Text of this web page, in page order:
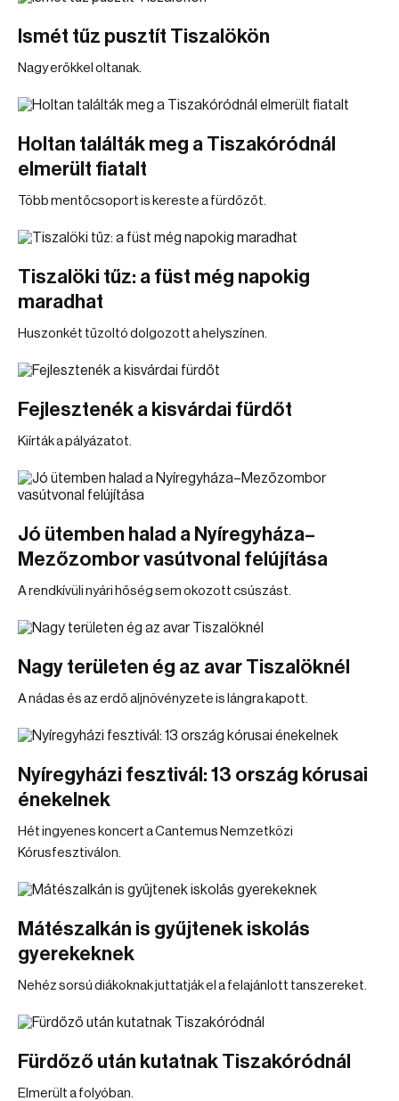
Ismét tűz pusztít Tiszalökön
Nagy erőkkel oltanak.
Holtan találták meg a Tiszakóródnál
elmerült fiatalt
Több mentőcsoport is kereste a fürdőzőt.
Tiszalöki tűz: a füst még napokig
maradhat
Huszonkét tűzoltó dolgozott a helyszínen.
Fejlesztenék a kisvárdai fürdőt
Kiírták a pályázatot.
Jó ütemben halad a Nyíregyháza–
Mezőzombor vasútvonal felújítása
A rendkívüli nyári hőség sem okozott csúszást.
Nagy területen ég az avar Tiszalöknél
A nádas és az erdő aljnövényzete is lángra kapott.
Nyíregyházi fesztivál: 13 ország kórusai
énekelnek
Hét ingyenes koncert a Cantemus Nemzetközi
Kórusfesztiválon.
Mátészalkán is gyűjtenek iskolás
gyerekeknek
Nehéz sorsú diákoknak juttatják el a felajánlott tanszereket.
Fürdőző után kutatnak Tiszakóródnál
Elmerült a folyóban.